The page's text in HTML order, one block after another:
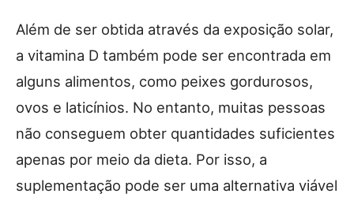
Além de ser obtida através da exposição solar,
a vitamina D também pode ser encontrada em
alguns alimentos, como peixes gordurosos,
ovos e laticínios. No entanto, muitas pessoas
não conseguem obter quantidades suficientes
apenas por meio da dieta. Por isso, a
suplementação pode ser uma alternativa viável